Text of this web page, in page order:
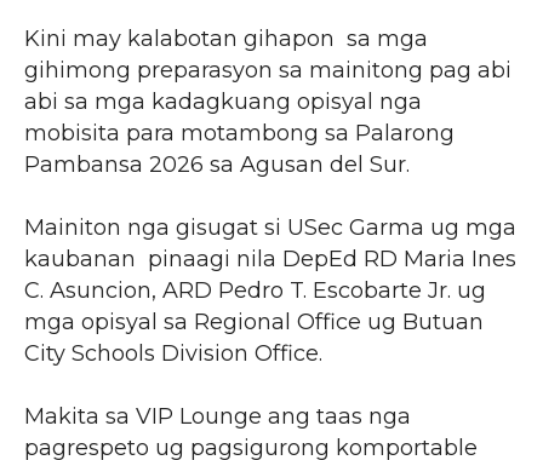
Kini may kalabotan gihapon sa mga
gihimong preparasyon sa mainitong pag abi
abi sa mga kadagkuang opisyal nga
mobisita para motambong sa Palarong
Pambansa 2026 sa Agusan del Sur.
Mainiton nga gisugat si USec Garma ug mga
kaubanan pinaagi nila DepEd RD Maria Ines
C. Asuncion, ARD Pedro T. Escobarte Jr. ug
mga opisyal sa Regional Office ug Butuan
City Schools Division Office.
Makita sa VIP Lounge ang taas nga
pagrespeto ug pagsigurong komportable